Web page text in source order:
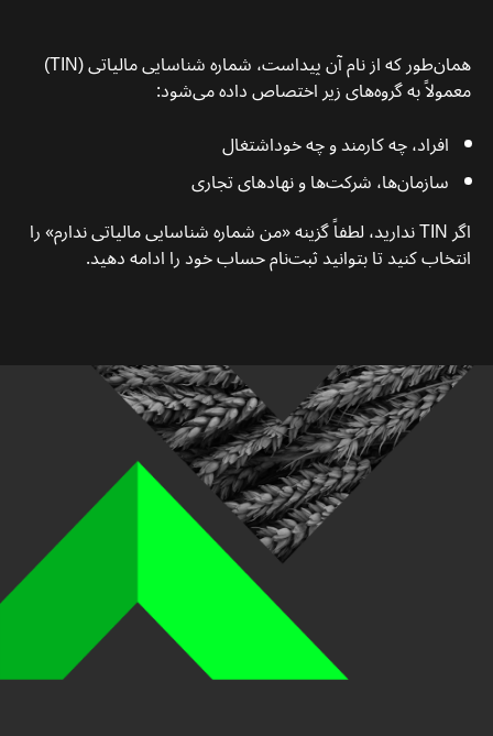
همان‌طور که از نام آن پیداست، شماره شناسایی مالیاتی (TIN)
معمولاً به گروه‌های زیر اختصاص داده می‌شود:
افراد، چه کارمند و چه خوداشتغال
سازمان‌ها، شرکت‌ها و نهادهای تجاری
اگر TIN ندارید، لطفاً گزینه «من شماره شناسایی مالیاتی ندارم» را
انتخاب کنید تا بتوانید ثبت‌نام حساب خود را ادامه دهید.